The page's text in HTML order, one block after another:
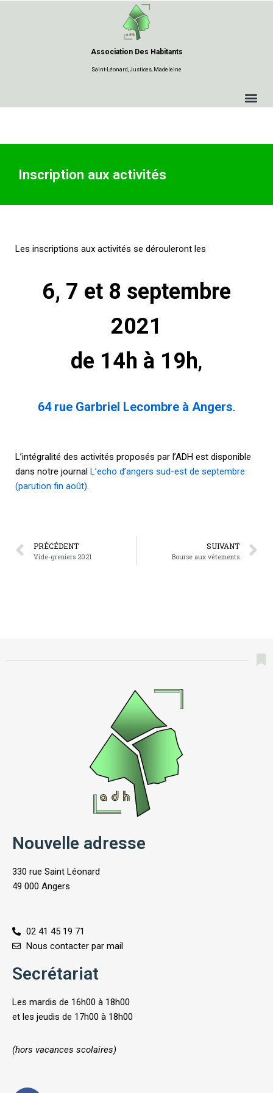
Association Des Habitants
Saint-Léonard, Justices, Madeleine
Inscription aux activités
Les inscriptions aux activités se dérouleront les
6, 7 et 8 septembre
2021
de 14h à 19h,
64 rue Garbriel Lecombre à Angers.
L’intégralité des activités proposés par l’ADH est disponible
dans notre journal L’echo d’angers sud-est de septembre
(parution fin août).
PRÉCÉDENT
Vide-greniers 2021
SUIVANT
Bourse aux vêtements
Nouvelle adresse
330 rue Saint Léonard
49 000 Angers
02 41 45 19 71
Nous contacter par mail
Secrétariat
Les mardis de 16h00 à 18h00
et les jeudis de 17h00 à 18h00
(hors vacances scolaires)